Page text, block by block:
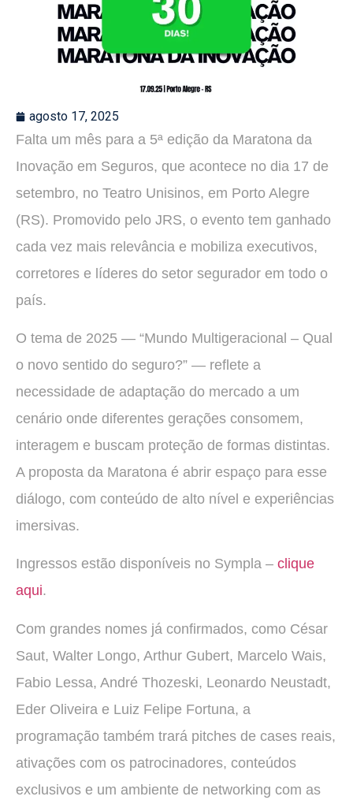
agosto 17, 2025
Falta um mês para a 5ª edição da Maratona da
Inovação em Seguros, que acontece no dia 17 de
setembro, no Teatro Unisinos, em Porto Alegre
(RS). Promovido pelo JRS, o evento tem ganhado
cada vez mais relevância e mobiliza executivos,
corretores e líderes do setor segurador em todo o
país.
O tema de 2025 — “Mundo Multigeracional – Qual
o novo sentido do seguro?” — reflete a
necessidade de adaptação do mercado a um
cenário onde diferentes gerações consomem,
interagem e buscam proteção de formas distintas.
A proposta da Maratona é abrir espaço para esse
diálogo, com conteúdo de alto nível e experiências
imersivas.
Ingressos estão disponíveis no Sympla – clique
aqui.
Com grandes nomes já confirmados, como César
Saut, Walter Longo, Arthur Gubert, Marcelo Wais,
Fabio Lessa, André Thozeski, Leonardo Neustadt,
Eder Oliveira e Luiz Felipe Fortuna, a
programação também trará pitches de cases reais,
ativações com os patrocinadores, conteúdos
exclusivos e um ambiente de networking com as